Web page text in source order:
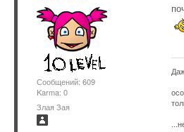
Сообщений: 609
Karma: 0
Злая Зая